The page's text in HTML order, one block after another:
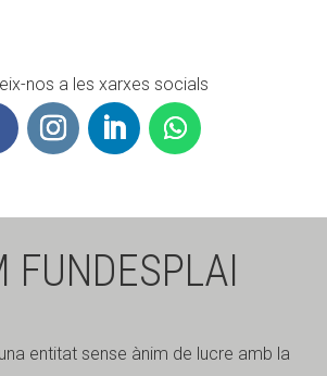
nos a les xarxes socials
FUNDESPLAI
entitat sense ànim de lucre amb la